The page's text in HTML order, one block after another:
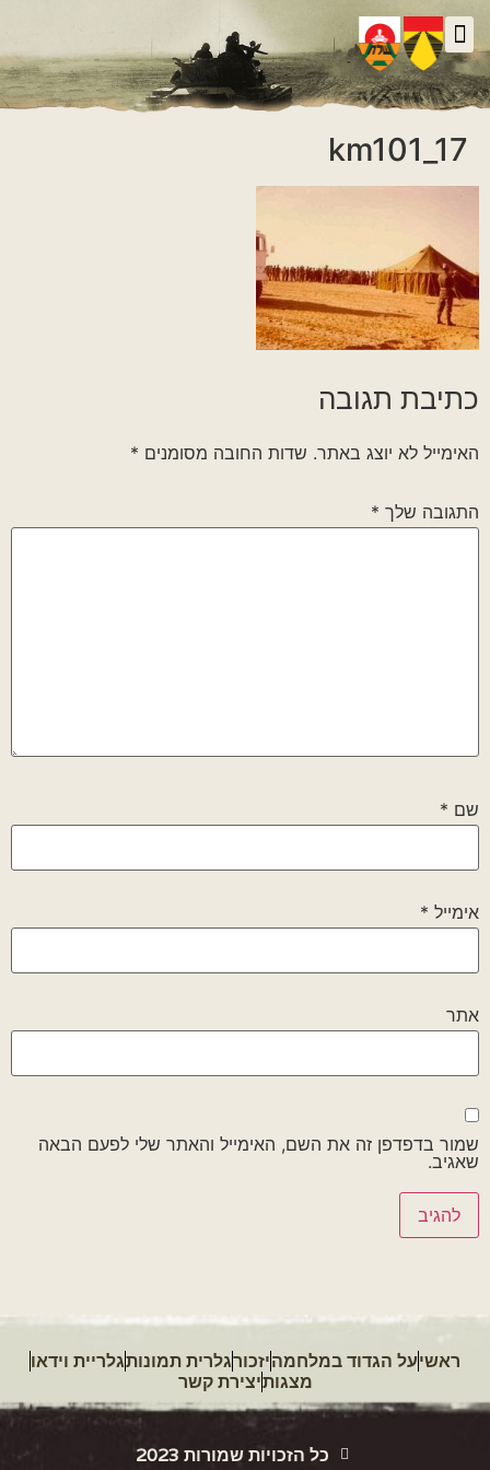
km101_17
כתיבת תגובה
האימייל לא יוצג באתר. שדות החובה מסומנים *
התגובה שלך *
שם *
אימייל *
אתר
שמור בדפדפן זה את השם, האימייל והאתר שלי לפעם הבאה
שאגיב.
ראשיעל הגדוד במלחמהיזכורגלרית תמונותגלריית וידאו
מצגותיצירת קשר
כל הזכויות שמורות 2023